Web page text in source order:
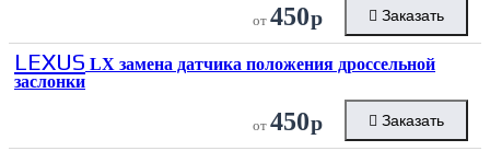
от 450р Заказать
LEXUS LX замена датчика положения дроссельной
заслонки
от 450р Заказать